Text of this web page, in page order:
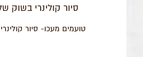
סיור קולינרי בשוק
טועמים מעכו- סיור